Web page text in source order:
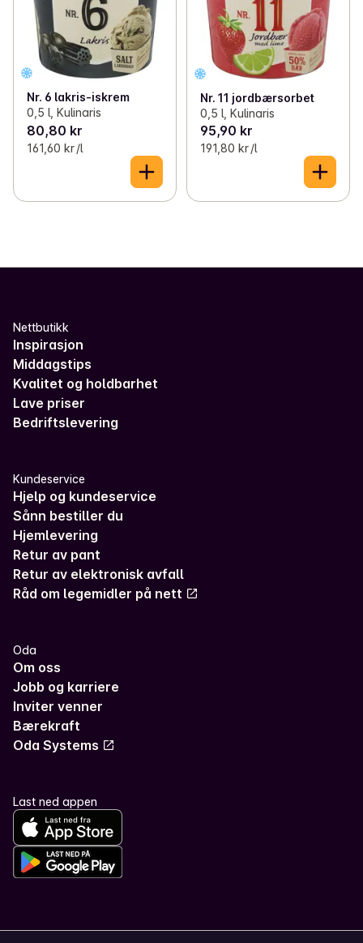
Nr. 6 lakris-iskrem
0,5 l, Kulinaris
80,80 kr
161,60 kr /l
Nr. 11 jordbærsorbet
0,5 l, Kulinaris
95,90 kr
191,80 kr /l
Nettbutikk
Inspirasjon
Middagstips
Kvalitet og holdbarhet
Lave priser
Bedriftslevering
Kundeservice
Hjelp og kundeservice
Sånn bestiller du
Hjemlevering
Retur av pant
Retur av elektronisk avfall
Råd om legemidler på nett
Oda
Om oss
Jobb og karriere
Inviter venner
Bærekraft
Oda Systems
Last ned appen